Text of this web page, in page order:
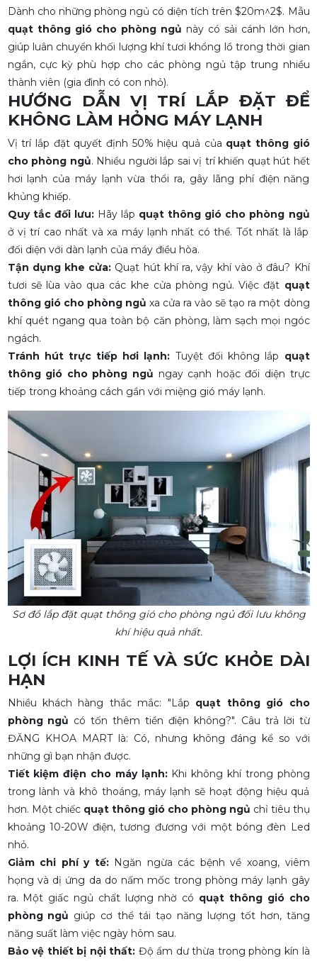
Dành cho những phòng ngủ có diện tích trên $20m^2$. Mẫu
quạt thông gió cho phòng ngủ này có sải cánh lớn hơn,
giúp luân chuyển khối lượng khí tươi khổng lồ trong thời gian
ngắn, cực kỳ phù hợp cho các phòng ngủ tập trung nhiều
thành viên (gia đình có con nhỏ).
HƯỚNG DẪN VỊ TRÍ LẮP ĐẶT ĐỂ
KHÔNG LÀM HỎNG MÁY LẠNH
Vị trí lắp đặt quyết định 50% hiệu quả của quạt thông gió
cho phòng ngủ. Nhiều người lắp sai vị trí khiến quạt hút hết
hơi lạnh của máy lạnh vừa thổi ra, gây lãng phí điện năng
khủng khiếp.
Quy tắc đối lưu:Hãy lắp quạt thông gió cho phòng ngủ
ở vị trí cao nhất và xa máy lạnh nhất có thể. Tốt nhất là lắp
đối diện với dàn lạnh của máy điều hòa.
Tận dụng khe cửa: Quạt hút khí ra, vậy khí vào ở đâu? Khí
tươi sẽ lùa vào qua các khe cửa phòng ngủ. Việc đặt quạt
thông gió cho phòng ngủ xa cửa ra vào sẽ tạo ra một dòng
khí quét ngang qua toàn bộ căn phòng, làm sạch mọi ngóc
ngách.
Tránh hút trực tiếp hơi lạnh: Tuyệt đối không lắp quạt
thông gió cho phòng ngủ ngay cạnh hoặc đối diện trực
tiếp trong khoảng cách gần với miệng gió máy lạnh.
Sơ đồ lắp đặt quạt thông gió cho phòng ngủ đối lưu không
khí hiệu quả nhất.
LỢI ÍCH KINH TẾ VÀ SỨC KHỎE DÀI
HẠN
Nhiều khách hàng thắc mắc: "Lắp quạt thông gió cho
phòng ngủ có tốn thêm tiền điện không?". Câu trả lời từ
ĐĂNG KHOA MART là: Có, nhưng không đáng kể so với
những gì bạn nhận được.
Tiết kiệm điện cho máy lạnh:Khi không khí trong phòng
trong lành và khô thoáng, máy lạnh sẽ hoạt động hiệu quả
hơn. Một chiếc quạt thông gió cho phòng ngủ chỉ tiêu thụ
khoảng 10-20W điện, tương đương với một bóng đèn Led
nhỏ.
Giảm chi phí y tế:Ngăn ngừa các bệnh về xoang, viêm
họng và dị ứng da do nấm mốc trong phòng máy lạnh gây
ra. Một giấc ngủ chất lượng nhờ có quạt thông gió cho
phòng ngủ giúp cơ thể tái tạo năng lượng tốt hơn, tăng
năng suất làm việc ngày hôm sau.
Bảo vệ thiết bị nội thất: Độ ẩm dư thừa trong phòng kín là